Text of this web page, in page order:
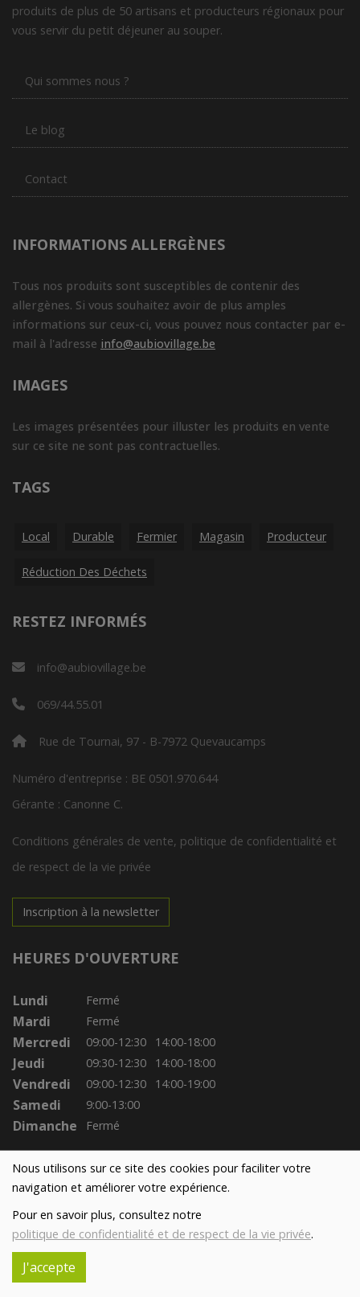
Nous utilisons sur ce site des cookies pour faciliter votre
navigation et améliorer votre expérience.
Pour en savoir plus, consultez notre
politique de confidentialité et de respect de la vie privée.
J'accepte
produits de plus de 50 artisans et producteurs régionaux pour
vous servir du petit déjeuner au souper.
Qui sommes nous ?
Le blog
Contact
INFORMATIONS ALLERGÈNES
Tous nos produits sont susceptibles de contenir des
allergènes. Si vous souhaitez avoir de plus amples
informations sur ceux-ci, vous pouvez nous contacter par e-
mail à l'adresse info@aubiovillage.be
IMAGES
Les images présentées pour illuster les produits en vente
sur ce site ne sont pas contractuelles.
TAGS
Local Durable Fermier Magasin Producteur
Réduction Des Déchets
RESTEZ INFORMÉS
info@aubiovillage.be
069/44.55.01
Rue de Tournai, 97 - B-7972 Quevaucamps
Numéro d'entreprise : BE 0501.970.644
Gérante : Canonne C.
Conditions générales de vente, politique de confidentialité et
de respect de la vie privée
Inscription à la newsletter
HEURES D'OUVERTURE
Lundi Fermé
Mardi Fermé
Mercredi 09:00-12:30 14:00-18:00
Jeudi 09:30-12:30 14:00-18:00
Vendredi 09:00-12:30 14:00-19:00
Samedi 9:00-13:00
Dimanche Fermé